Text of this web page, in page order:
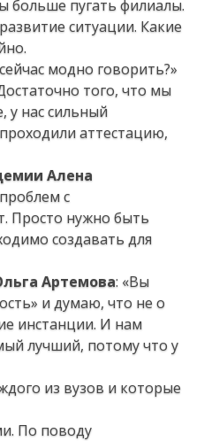
больше пугать филиалы.
ситуации. Какие
модно говорить?»
того, что мы
у нас сильный
аттестацию,
Алена
с
Просто нужно быть
создавать для
Артемова: «Вы
и думаю, что не о
инстанции. И нам
лучший, потому что у
из вузов и которые
По поводу